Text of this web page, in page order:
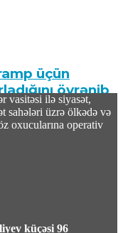
üçün
öyrənib
üçün yerüstü
vasitəsi ilə siyasət,
sahələri üzrə ölkədə və
oxucularına operativ
küçəsi 96